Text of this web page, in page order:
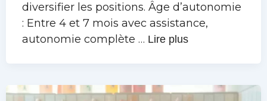
diversifier les positions. Âge d’autonomie
: Entre 4 et 7 mois avec assistance,
autonomie complète … Lire plus